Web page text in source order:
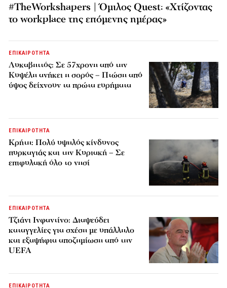
#TheWorkshapers | Όμιλος Quest: «Χτίζοντας
το workplace της επόμενης ημέρας»
ΕΠΙΚΑΙΡΟΤΗΤΑ
Λυκαβηττός: Σε 57χρονη από την
Κυψέλη ανήκει η σορός – Πτώση από
ύψος δείχνουν τα πρώτα ευρήματα
ΕΠΙΚΑΙΡΟΤΗΤΑ
Κρήτη: Πολύ υψηλός κίνδυνος
πυρκαγιάς και την Κυριακή – Σε
επιφυλακή όλο το νησί
ΕΠΙΚΑΙΡΟΤΗΤΑ
Τζιάνι Ινφαντίνο: Διαψεύδει
καταγγελίες για σχέση με υπάλληλο
και εξαψήφια αποζημίωση από την
UEFA
ΕΠΙΚΑΙΡΟΤΗΤΑ